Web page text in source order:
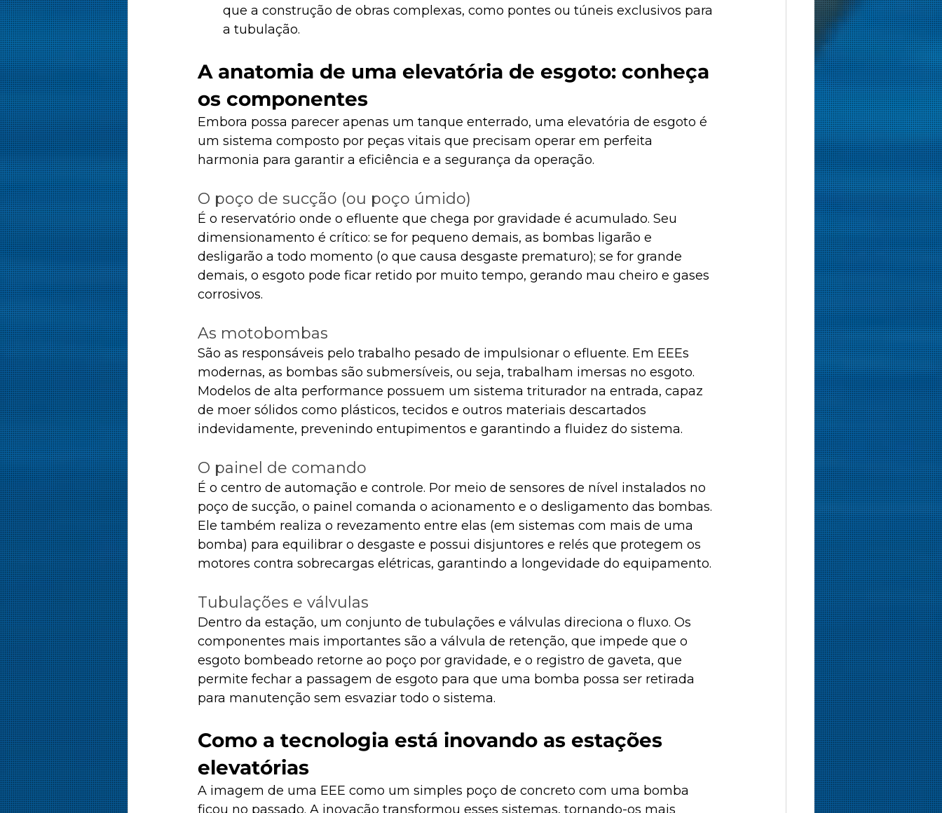
que a construção de obras complexas, como pontes ou túneis exclusivos para
a tubulação.
A anatomia de uma elevatória de esgoto: conheça
os componentes
Embora possa parecer apenas um tanque enterrado, uma elevatória de esgoto é
um sistema composto por peças vitais que precisam operar em perfeita
harmonia para garantir a eficiência e a segurança da operação.
O poço de sucção (ou poço úmido)
É o reservatório onde o efluente que chega por gravidade é acumulado. Seu
dimensionamento é crítico: se for pequeno demais, as bombas ligarão e
desligarão a todo momento (o que causa desgaste prematuro); se for grande
demais, o esgoto pode ficar retido por muito tempo, gerando mau cheiro e gases
corrosivos.
As motobombas
São as responsáveis pelo trabalho pesado de impulsionar o efluente. Em EEEs
modernas, as bombas são submersíveis, ou seja, trabalham imersas no esgoto.
Modelos de alta performance possuem um sistema triturador na entrada, capaz
de moer sólidos como plásticos, tecidos e outros materiais descartados
indevidamente, prevenindo entupimentos e garantindo a fluidez do sistema.
O painel de comando
É o centro de automação e controle. Por meio de sensores de nível instalados no
poço de sucção, o painel comanda o acionamento e o desligamento das bombas.
Ele também realiza o revezamento entre elas (em sistemas com mais de uma
bomba) para equilibrar o desgaste e possui disjuntores e relés que protegem os
motores contra sobrecargas elétricas, garantindo a longevidade do equipamento.
Tubulações e válvulas
Dentro da estação, um conjunto de tubulações e válvulas direciona o fluxo. Os
componentes mais importantes são a válvula de retenção, que impede que o
esgoto bombeado retorne ao poço por gravidade, e o registro de gaveta, que
permite fechar a passagem de esgoto para que uma bomba possa ser retirada
para manutenção sem esvaziar todo o sistema.
Como a tecnologia está inovando as estações
elevatórias
A imagem de uma EEE como um simples poço de concreto com uma bomba
ficou no passado. A inovação transformou esses sistemas, tornando-os mais